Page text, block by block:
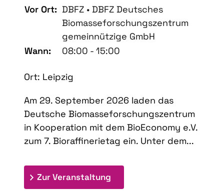
Vor Ort: DBFZ • DBFZ Deutsches
Biomasseforschungszentrum
gemeinnützige GmbH
Wann:
08:00 - 15:00
Ort: Leipzig
Am 29. September 2026 laden das
Deutsche Biomasseforschungszentrum
in Kooperation mit dem BioEconomy e.V.
zum 7. Bioraffinerietag ein. Unter dem...
Zur Veranstaltung